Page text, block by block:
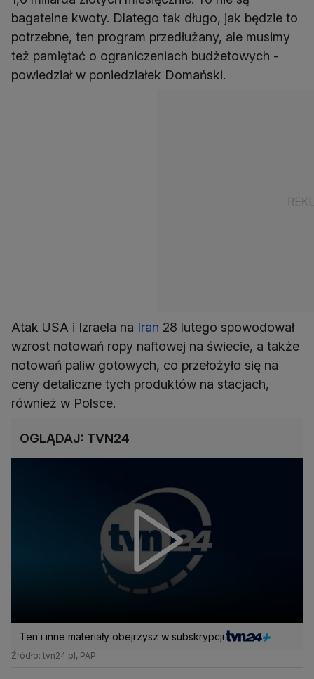
bagatelne kwoty. Dlatego tak długo, jak będzie to
potrzebne, ten program przedłużany, ale musimy
też pamiętać o ograniczeniach budżetowych -
powiedział w poniedziałek Domański.
Atak USA i Izraela na Iran 28 lutego spowodował
wzrost notowań ropy naftowej na świecie, a także
notowań paliw gotowych, co przełożyło się na
ceny detaliczne tych produktów na stacjach,
również w Polsce.
OGLĄDAJ: TVN24
Ten i inne materiały obejrzysz w subskrypcji
Źródło: tvn24.pl, PAP